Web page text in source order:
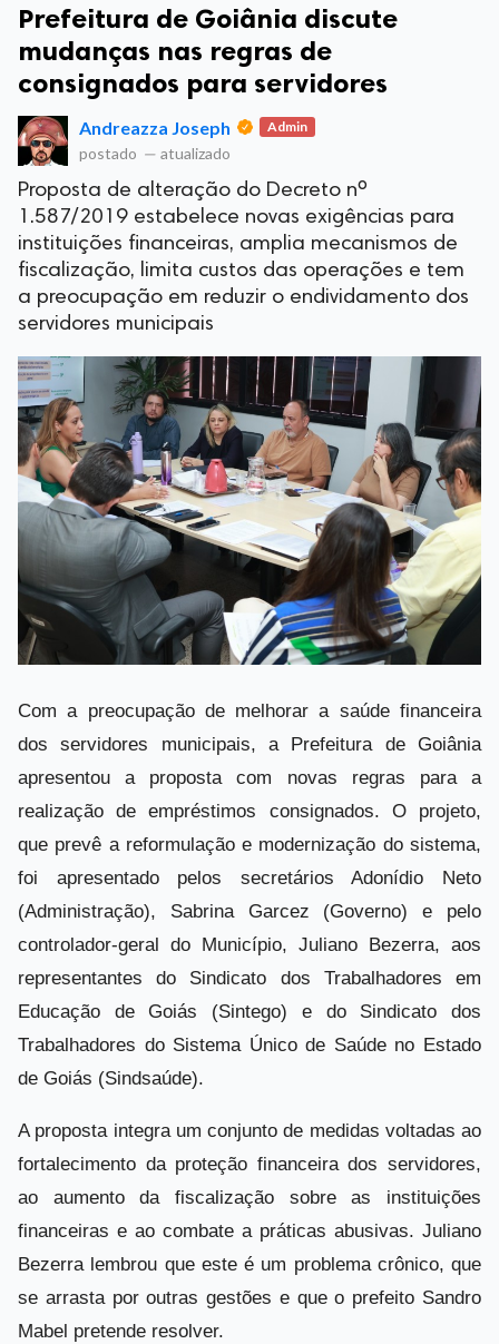
Prefeitura de Goiânia discute
mudanças nas regras de
consignados para servidores
Andreazza Joseph Admin
postado — atualizado
Proposta de alteração do Decreto nº
1.587/2019 estabelece novas exigências para
instituições financeiras, amplia mecanismos de
fiscalização, limita custos das operações e tem
a preocupação em reduzir o endividamento dos
servidores municipais
Com a preocupação de melhorar a saúde financeira
dos servidores municipais, a Prefeitura de Goiânia
apresentou a proposta com novas regras para a
realização de empréstimos consignados. O projeto,
que prevê a reformulação e modernização do sistema,
foi apresentado pelos secretários Adonídio Neto
(Administração), Sabrina Garcez (Governo) e pelo
controlador-geral do Município, Juliano Bezerra, aos
representantes do Sindicato dos Trabalhadores em
Educação de Goiás (Sintego) e do Sindicato dos
Trabalhadores do Sistema Único de Saúde no Estado
de Goiás (Sindsaúde).
A proposta integra um conjunto de medidas voltadas ao
fortalecimento da proteção financeira dos servidores,
ao aumento da fiscalização sobre as instituições
financeiras e ao combate a práticas abusivas. Juliano
Bezerra lembrou que este é um problema crônico, que
se arrasta por outras gestões e que o prefeito Sandro
Mabel pretende resolver.